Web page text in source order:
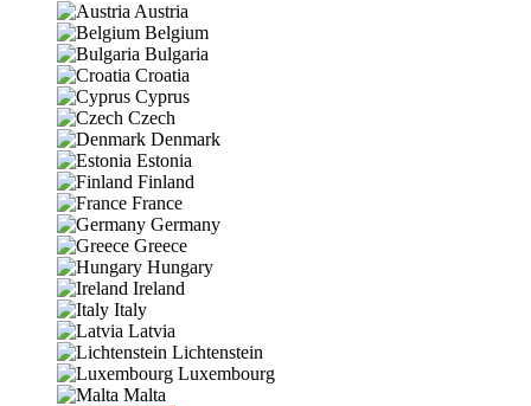
Austria
Belgium
Bulgaria
Croatia
Cyprus
Czech
Denmark
Estonia
Finland
France
Germany
Greece
Hungary
Ireland
Italy
Latvia
Lichtenstein
Luxembourg
Malta